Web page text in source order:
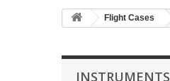
Flight Cases
INSTRUMENTS